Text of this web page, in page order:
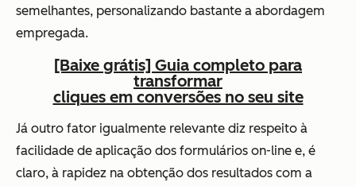
semelhantes, personalizando bastante a abordagem
empregada.
[Baixe grátis] Guia completo para
transformar
cliques em conversões no seu site
Já outro fator igualmente relevante diz respeito à
facilidade de aplicação dos formulários on-line e, é
claro, à rapidez na obtenção dos resultados com a